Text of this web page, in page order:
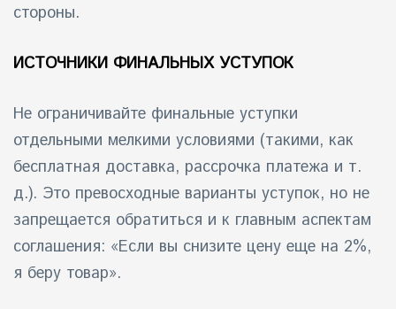
стороны.
ИСТОЧНИКИ ФИНАЛЬНЫХ УСТУПОК
Не ограничивайте финальные уступки
отдельными мелкими условиями (такими, как
бесплатная доставка, рассрочка платежа и т.
д.). Это превосходные варианты уступок, но не
запрещается обратиться и к главным аспектам
соглашения: «Если вы снизите цену еще на 2%,
я беру товар».